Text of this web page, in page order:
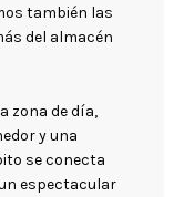
también las
del almacén
zona de día,
y una
se conecta
espectacular